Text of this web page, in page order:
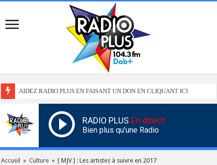
AIDEZ RADIO PLUS EN FAISANT UN DON EN CLIQUANT ICI
RADIO PLUS En direct
Bien plus qu'une Radio
Accueil » Culture » [ MJV ] : Les artistes à suivre en 2017